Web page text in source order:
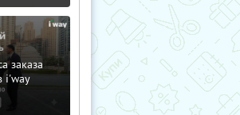
заказа
i'way